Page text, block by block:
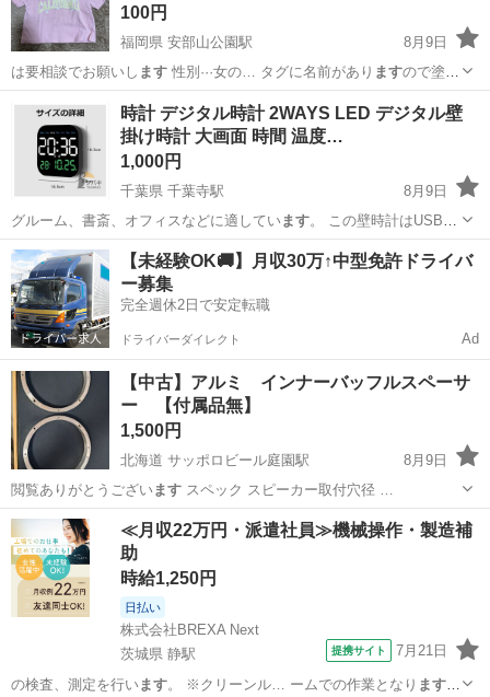
100円
福岡県 安部山公園駅
8月9日
は要相談でお願いし ます 性別···女の… タグに名前があり ますので塗り
つぶしてお… 渡ししますワンシーズンのみ…
福岡 北九州市 安部山公園駅 しまむら
時計 デジタル時計 2WAYS LED デジタル壁
掛け時計 大画面 時間 温度…
1,000円
千葉県 千葉寺駅
8月9日
グルーム、書斎、オフィスなどに適しています。 この壁時計はUSBケ
ーブルを使って…
千葉 千葉市 千葉寺駅 生活家電
【未経験OK🚚】月収30万↑中型免許ドライバ
ー募集
完全週休2日で安定転職
ドライバーダイレクト Ad
【中古】アルミ インナーバッフルスペーサ
ー 【付属品無】
1,500円
北海道 サッポロビール庭園駅
8月9日
閲覧ありがとうございます スペック スピーカー取付穴径 …
北海道 恵庭市 サッポロビール庭園駅 カーオーディオ
アルミ
≪月収22万円・派遣社員≫機械操作・製造補
助
時給1,250円
日払い
株式会社BREXA Next
茨城県 静駅
提携サイト 7月21日
の検査、測定を行います 。 ※クリーンル… ームでの作業となり ます。